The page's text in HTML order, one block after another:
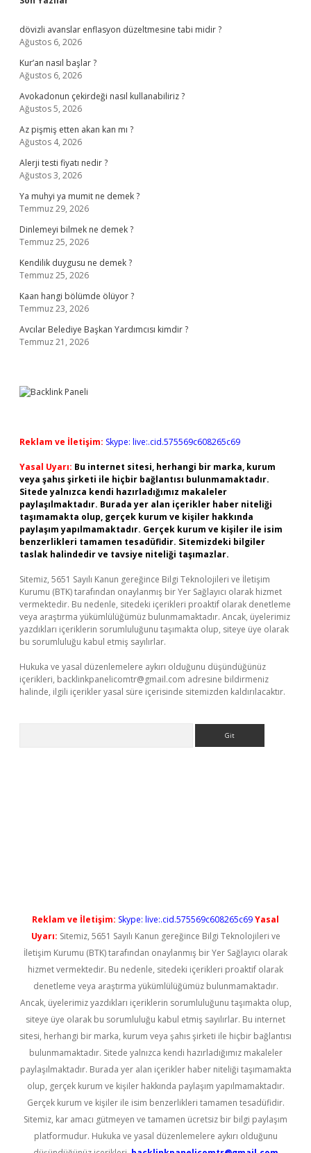
Sidebar
dövizli avanslar enflasyon düzeltmesine tabi midir ?
Ağustos 6, 2026
Kur’an nasıl başlar ?
Ağustos 6, 2026
Avokadonun çekirdeği nasıl kullanabiliriz ?
Ağustos 5, 2026
Az pişmiş etten akan kan mı ?
Ağustos 4, 2026
Alerji testi fiyatı nedir ?
Ağustos 3, 2026
Ya muhyi ya mumit ne demek ?
Temmuz 29, 2026
Dinlemeyi bilmek ne demek ?
Temmuz 25, 2026
Kendilik duygusu ne demek ?
Temmuz 25, 2026
Kaan hangi bölümde ölüyor ?
Temmuz 23, 2026
Avcılar Belediye Başkan Yardımcısı kimdir ?
Temmuz 21, 2026
Reklam ve İletişim: Skype: live:.cid.575569c608265c69
Yasal Uyarı: Bu internet sitesi, herhangi bir marka, kurum
veya şahıs şirketi ile hiçbir bağlantısı bulunmamaktadır.
Sitede yalnızca kendi hazırladığımız makaleler
paylaşılmaktadır. Burada yer alan içerikler haber niteliği
taşımamakta olup, gerçek kurum ve kişiler hakkında
paylaşım yapılmamaktadır. Gerçek kurum ve kişiler ile isim
benzerlikleri tamamen tesadüfidir. Sitemizdeki bilgiler
taslak halindedir ve tavsiye niteliği taşımazlar.
Sitemiz, 5651 Sayılı Kanun gereğince Bilgi Teknolojileri ve İletişim
Kurumu (BTK) tarafından onaylanmış bir Yer Sağlayıcı olarak hizmet
vermektedir. Bu nedenle, sitedeki içerikleri proaktif olarak denetleme
veya araştırma yükümlülüğümüz bulunmamaktadır. Ancak, üyelerimiz
yazdıkları içeriklerin sorumluluğunu taşımakta olup, siteye üye olarak
bu sorumluluğu kabul etmiş sayılırlar.
Hukuka ve yasal düzenlemelere aykırı olduğunu düşündüğünüz
içerikleri, backlinkpanelicomtr@gmail.com adresine bildirmeniz
halinde, ilgili içerikler yasal süre içerisinde sitemizden kaldırılacaktır.
Reklam ve İletişim: Skype: live:.cid.575569c608265c69Yasal
Uyarı: Sitemiz, 5651 Sayılı Kanun gereğince Bilgi Teknolojileri ve
İletişim Kurumu (BTK) tarafından onaylanmış bir Yer Sağlayıcı olarak
hizmet vermektedir. Bu nedenle, sitedeki içerikleri proaktif olarak
denetleme veya araştırma yükümlülüğümüz bulunmamaktadır.
Ancak, üyelerimiz yazdıkları içeriklerin sorumluluğunu taşımakta olup,
siteye üye olarak bu sorumluluğu kabul etmiş sayılırlar. Bu internet
sitesi, herhangi bir marka, kurum veya şahıs şirketi ile hiçbir bağlantısı
bulunmamaktadır. Sitede yalnızca kendi hazırladığımız makaleler
paylaşılmaktadır. Burada yer alan içerikler haber niteliği taşımamakta
olup, gerçek kurum ve kişiler hakkında paylaşım yapılmamaktadır.
Gerçek kurum ve kişiler ile isim benzerlikleri tamamen tesadüfidir.
Sitemiz, kar amacı gütmeyen ve tamamen ücretsiz bir bilgi paylaşım
platformudur. Hukuka ve yasal düzenlemelere aykırı olduğunu